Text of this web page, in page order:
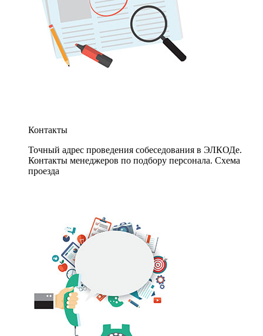
Контакты
Точный адрес проведения собеседования в ЭЛКОДе.
Контакты менеджеров по подбору персонала. Схема
проезда